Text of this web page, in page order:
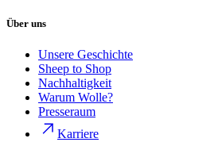
Über uns
Unsere Geschichte
Sheep to Shop
Nachhaltigkeit
Warum Wolle?
Presseraum
Karriere